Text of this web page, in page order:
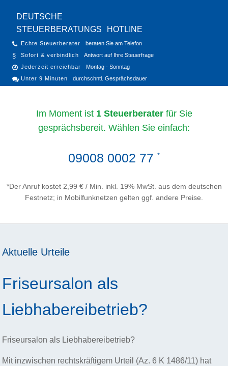
DEUTSCHE
STEUERBERATUNGS
HOTLINE
Echte Steuerberater
beraten Sie am Telefon
Sofort & verbindlich
Antwort auf Ihre Steuerfrage
Jederzeit erreichbar
Montag - Sonntag
Unter 9 Minuten
durchschntl. Gesprächsdauer
Im Moment ist 1 Steuerberaterfür Sie
gesprächsbereit. Wählen Sie einfach:
09008 0002 77 *
*Der Anruf kostet 2,99 € / Min. inkl. 19% MwSt. aus dem deutschen
Festnetz; in Mobilfunknetzen gelten ggf. andere Preise.
Aktuelle Urteile
Friseursalon als
Liebhabereibetrieb?
Friseursalon als Liebhabereibetrieb?
Mit inzwischen rechtskräftigem Urteil (Az. 6 K 1486/11) hat